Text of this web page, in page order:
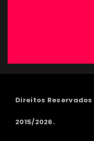
Direitos Reservados
2015/2026.